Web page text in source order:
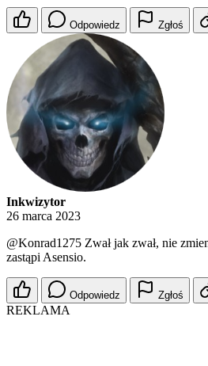
Odpowiedz Zgłoś
Inkwizytor
26 marca 2023
@Konrad1275 Zwał jak zwał, nie
zastąpi Asensio.
Odpowiedz Zgłoś
REKLAMA